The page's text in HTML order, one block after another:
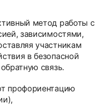
метод работы с
зависимостями,
участникам
в безопасной
связь.
профориентацию